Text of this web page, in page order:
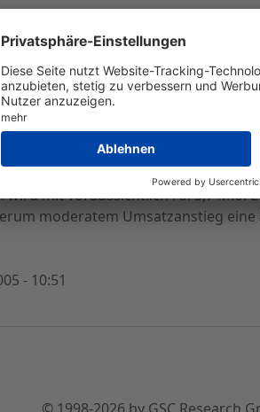
in 2004 - Für 2005 wird bei
2004 nach vorläufigen
in
mit voraussichtlich rd. 3,7 Mio.
moderatem Umsatzanstieg
- 10:51